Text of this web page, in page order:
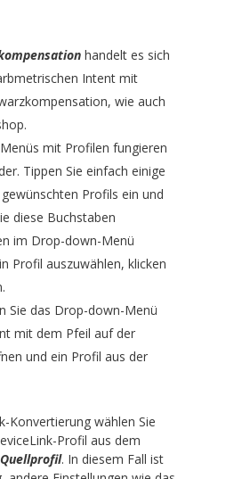
handelt es sich
Intent mit
wie auch
mit Profilen fungieren
Tippen Sie einfach einige
Profils ein und
diese Buchstaben
im Drop-down-Menü
Profil auszuwählen, klicken
Sie das Drop-down-Menü
mit dem Pfeil auf der
und ein Profil aus der
Konvertierung wählen Sie
Profil aus dem
Quellprofil. In diesem Fall ist